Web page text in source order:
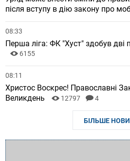
після вступу в дію закону про
08:33
Перша ліга: ФК "Хуст" здобув дві
6155
08:11
Христос Воскрес! Православні
Великдень
12797 4
БІЛЬШЕ